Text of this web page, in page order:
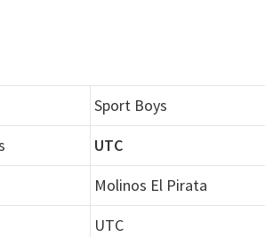
Sport Boys
UTC
Molinos El Pirata
UTC